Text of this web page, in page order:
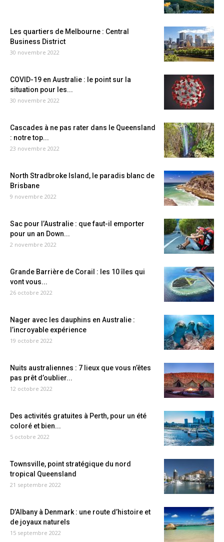
Les quartiers de Melbourne : Central
Business District
30 novembre 2022
COVID-19 en Australie : le point sur la
situation pour les...
30 novembre 2022
Cascades à ne pas rater dans le Queensland
: notre top...
23 novembre 2022
North Stradbroke Island, le paradis blanc de
Brisbane
9 novembre 2022
Sac pour l’Australie : que faut-il emporter
pour un an Down...
2 novembre 2022
Grande Barrière de Corail : les 10 îles qui
vont vous...
26 octobre 2022
Nager avec les dauphins en Australie :
l’incroyable expérience
19 octobre 2022
Nuits australiennes : 7 lieux que vous n’êtes
pas prêt d’oublier...
12 octobre 2022
Des activités gratuites à Perth, pour un été
coloré et bien...
5 octobre 2022
Townsville, point stratégique du nord
tropical Queensland
21 septembre 2022
D’Albany à Denmark : une route d’histoire et
de joyaux naturels
15 septembre 2022